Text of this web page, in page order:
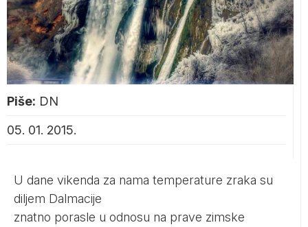
Piše: DN
05. 01. 2015.
U dane vikenda za nama temperature zraka su
diljem Dalmacije
znatno porasle u odnosu na prave zimske